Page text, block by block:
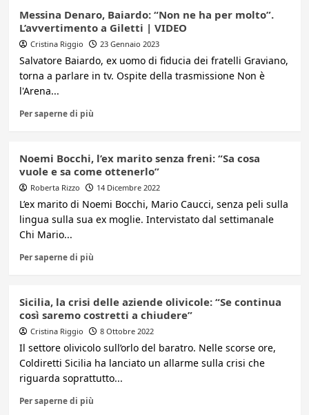
Messina Denaro, Baiardo: “Non ne ha per molto”.
L’avvertimento a Giletti | VIDEO
Cristina Riggio 23 Gennaio 2023
Salvatore Baiardo, ex uomo di fiducia dei fratelli Graviano,
torna a parlare in tv. Ospite della trasmissione Non è
l'Arena...
Per saperne di più
Noemi Bocchi, l’ex marito senza freni: “Sa cosa
vuole e sa come ottenerlo”
Roberta Rizzo 14 Dicembre 2022
L’ex marito di Noemi Bocchi, Mario Caucci, senza peli sulla
lingua sulla sua ex moglie. Intervistato dal settimanale
Chi Mario...
Per saperne di più
Sicilia, la crisi delle aziende olivicole: “Se continua
così saremo costretti a chiudere”
Cristina Riggio 8 Ottobre 2022
Il settore olivicolo sull’orlo del baratro. Nelle scorse ore,
Coldiretti Sicilia ha lanciato un allarme sulla crisi che
riguarda soprattutto...
Per saperne di più